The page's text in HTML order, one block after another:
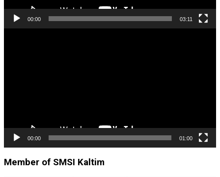
00:00 03:11
00:00 01:00
Member of SMSI Kaltim